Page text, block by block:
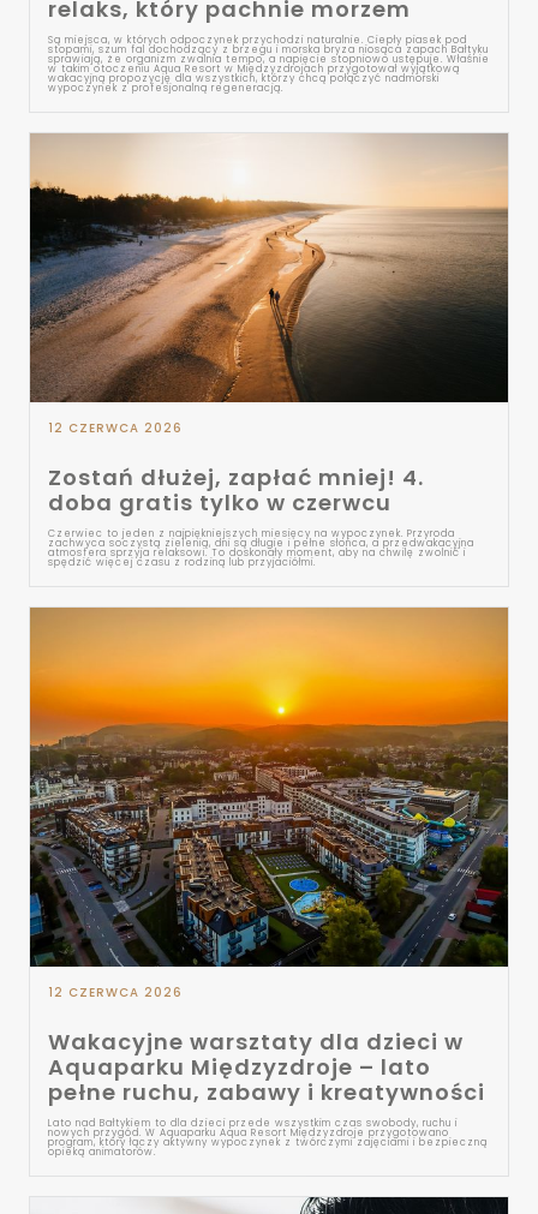
relaks, który pachnie morzem
Są miejsca, w których odpoczynek przychodzi naturalnie. Ciepły piasek pod
stopami, szum fal dochodzący z brzegu i morska bryza niosąca zapach Bałtyku
sprawiają, że organizm zwalnia tempo, a napięcie stopniowo ustępuje. Właśnie
w takim otoczeniu Aqua Resort w Międzyzdrojach przygotował wyjątkową
wakacyjną propozycję dla wszystkich, którzy chcą połączyć nadmorski
wypoczynek z profesjonalną regeneracją.
12 CZERWCA 2026
Zostań dłużej, zapłać mniej! 4.
doba gratis tylko w czerwcu
Czerwiec to jeden z najpiękniejszych miesięcy na wypoczynek. Przyroda
zachwyca soczystą zielenią, dni są długie i pełne słońca, a przedwakacyjna
atmosfera sprzyja relaksowi. To doskonały moment, aby na chwilę zwolnić i
spędzić więcej czasu z rodziną lub przyjaciółmi.
12 CZERWCA 2026
Wakacyjne warsztaty dla dzieci w
Aquaparku Międzyzdroje – lato
pełne ruchu, zabawy i kreatywności
Lato nad Bałtykiem to dla dzieci przede wszystkim czas swobody, ruchu i
nowych przygód. W Aquaparku Aqua Resort Międzyzdroje przygotowano
program, który łączy aktywny wypoczynek z twórczymi zajęciami i bezpieczną
opieką animatorów.